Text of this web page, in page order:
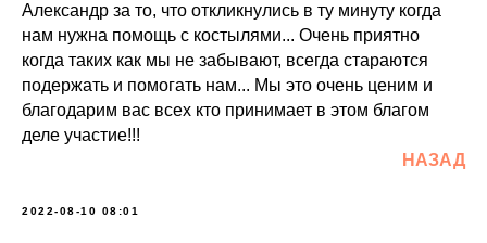
Александр за то, что откликнулись в ту минуту когда
нам нужна помощь с костылями... Очень приятно
когда таких как мы не забывают, всегда стараются
подержать и помогать нам... Мы это очень ценим и
благодарим вас всех кто принимает в этом благом
деле участие!!!
НАЗАД
2022-08-10 08:01